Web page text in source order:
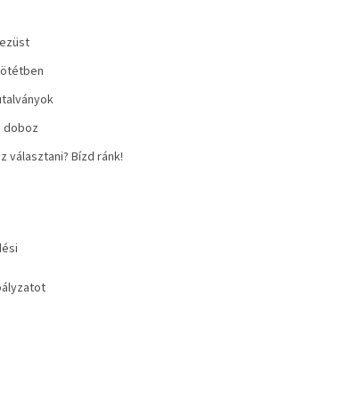
doboz
választani? Bízd ránk!